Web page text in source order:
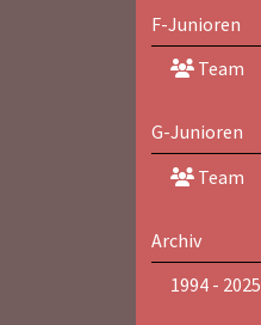
F-Junioren
Team
G-Junioren
Team
Archiv
1994 - 2025